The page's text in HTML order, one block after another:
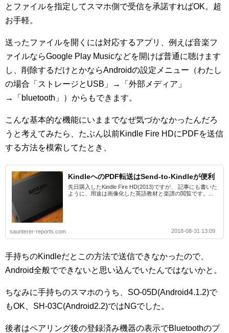
とファイルを指定してスマホ側で受信を承諾すればOK。超
お手軽。
送ったファイルを開くには対応するアプリ、例えば音楽フ
ァイルならGoogle Play Musicなどを開けば普通に聴けます
し、削除するだけとかならAndroidの設定メニュー（わたし
の場合「ストレージとUSB」→「外部メディア」
→「bluetooth」）からもできます。
こんな基本的な機能にいままでなぜ気づかなかったんだろ
うと考えてみたら、たぶん以前Kindle Fire HDにPDFを送信
する方法を模索してたとき、
KindleへのPDF転送はSend-to-Kindleが便利
先日購入したKindle Fire HD(2013)ですが、 記事にも書いた
ように、用途は画像化した英語教材と楽譜の閲覧です。...
saunterer-reports.com 2018-08-31 13:09
手持ちのKindleだとこの方法で送信できなかったので、
Android全般でできないと思い込んでいたんではないかと。
ちなみに手持ちのスマホのうち、SO-05D(Android4.1.2)で
もOK、SH-03C(Android2.2)ではNGでした。
後者はペアリング後の登録済み機器の表示でBluetoothのプ